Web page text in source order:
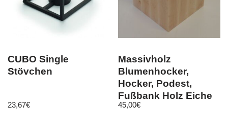
CUBO Single
Stövchen
23,67€
Massivholz
Blumenhocker,
Hocker, Podest,
Fußbank Holz Eiche
Erle Buche Ahorn
45,00€